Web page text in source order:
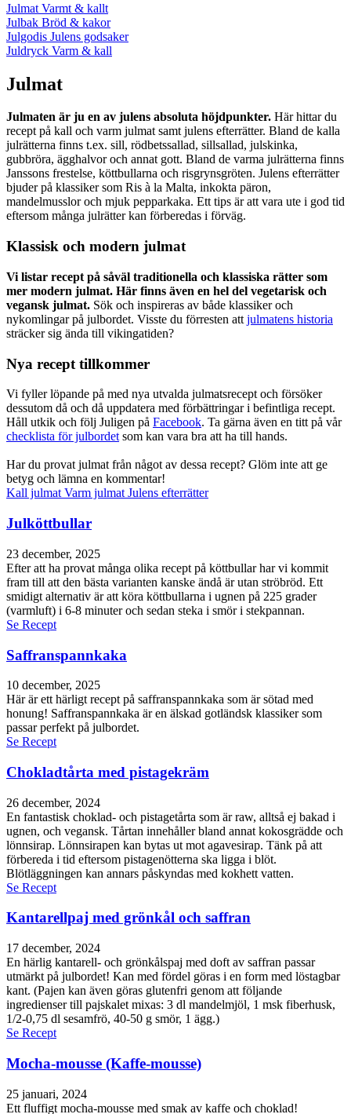
Julmat Varmt & kallt
Julbak Bröd & kakor
Julgodis Julens godsaker
Juldryck Varm & kall
Julmat
Julmaten är ju en av julens absoluta höjdpunkter. Här hittar du
recept på kall och varm julmat samt julens efterrätter. Bland de kalla
julrätterna finns t.ex. sill, rödbetssallad, sillsallad, julskinka,
gubbröra, ägghalvor och annat gott. Bland de varma julrätterna finns
Janssons frestelse, köttbullarna och risgrynsgröten. Julens efterrätter
bjuder på klassiker som Ris à la Malta, inkokta päron,
mandelmusslor och mjuk pepparkaka. Ett tips är att vara ute i god tid
eftersom många julrätter kan förberedas i förväg.
Klassisk och modern julmat
Vi listar recept på såväl traditionella och klassiska rätter som
mer modern julmat. Här finns även en hel del vegetarisk och
vegansk julmat. Sök och inspireras av både klassiker och
nykomlingar på julbordet. Visste du förresten att julmatens historia
sträcker sig ända till vikingatiden?
Nya recept tillkommer
Vi fyller löpande på med nya utvalda julmatsrecept och försöker
dessutom då och då uppdatera med förbättringar i befintliga recept.
Håll utkik och följ Juligen på Facebook. Ta gärna även en titt på vår
checklista för julbordet som kan vara bra att ha till hands.
Har du provat julmat från något av dessa recept? Glöm inte att ge
betyg och lämna en kommentar!
Kall julmat Varm julmat Julens efterrätter
Julköttbullar
23 december, 2025
Efter att ha provat många olika recept på köttbullar har vi kommit
fram till att den bästa varianten kanske ändå är utan ströbröd. Ett
smidigt alternativ är att köra köttbullarna i ugnen på 225 grader
(varmluft) i 6-8 minuter och sedan steka i smör i stekpannan.
Se Recept
Saffranspannkaka
10 december, 2025
Här är ett härligt recept på saffranspannkaka som är sötad med
honung! Saffranspannkaka är en älskad gotländsk klassiker som
passar perfekt på julbordet.
Se Recept
Chokladtårta med pistagekräm
26 december, 2024
En fantastisk choklad- och pistagetårta som är raw, alltså ej bakad i
ugnen, och vegansk. Tårtan innehåller bland annat kokosgrädde och
lönnsirap. Lönnsirapen kan bytas ut mot agavesirap. Tänk på att
förbereda i tid eftersom pistagenötterna ska ligga i blöt.
Blötläggningen kan annars påskyndas med kokhett vatten.
Se Recept
Kantarellpaj med grönkål och saffran
17 december, 2024
En härlig kantarell- och grönkålspaj med doft av saffran passar
utmärkt på julbordet! Kan med fördel göras i en form med löstagbar
kant. (Pajen kan även göras glutenfri genom att följande
ingredienser till pajskalet mixas: 3 dl mandelmjöl, 1 msk fiberhusk,
1/2-0,75 dl sesamfrö, 40-50 g smör, 1 ägg.)
Se Recept
Mocha-mousse (Kaffe-mousse)
25 januari, 2024
Ett fluffigt mocha-mousse med smak av kaffe och choklad!